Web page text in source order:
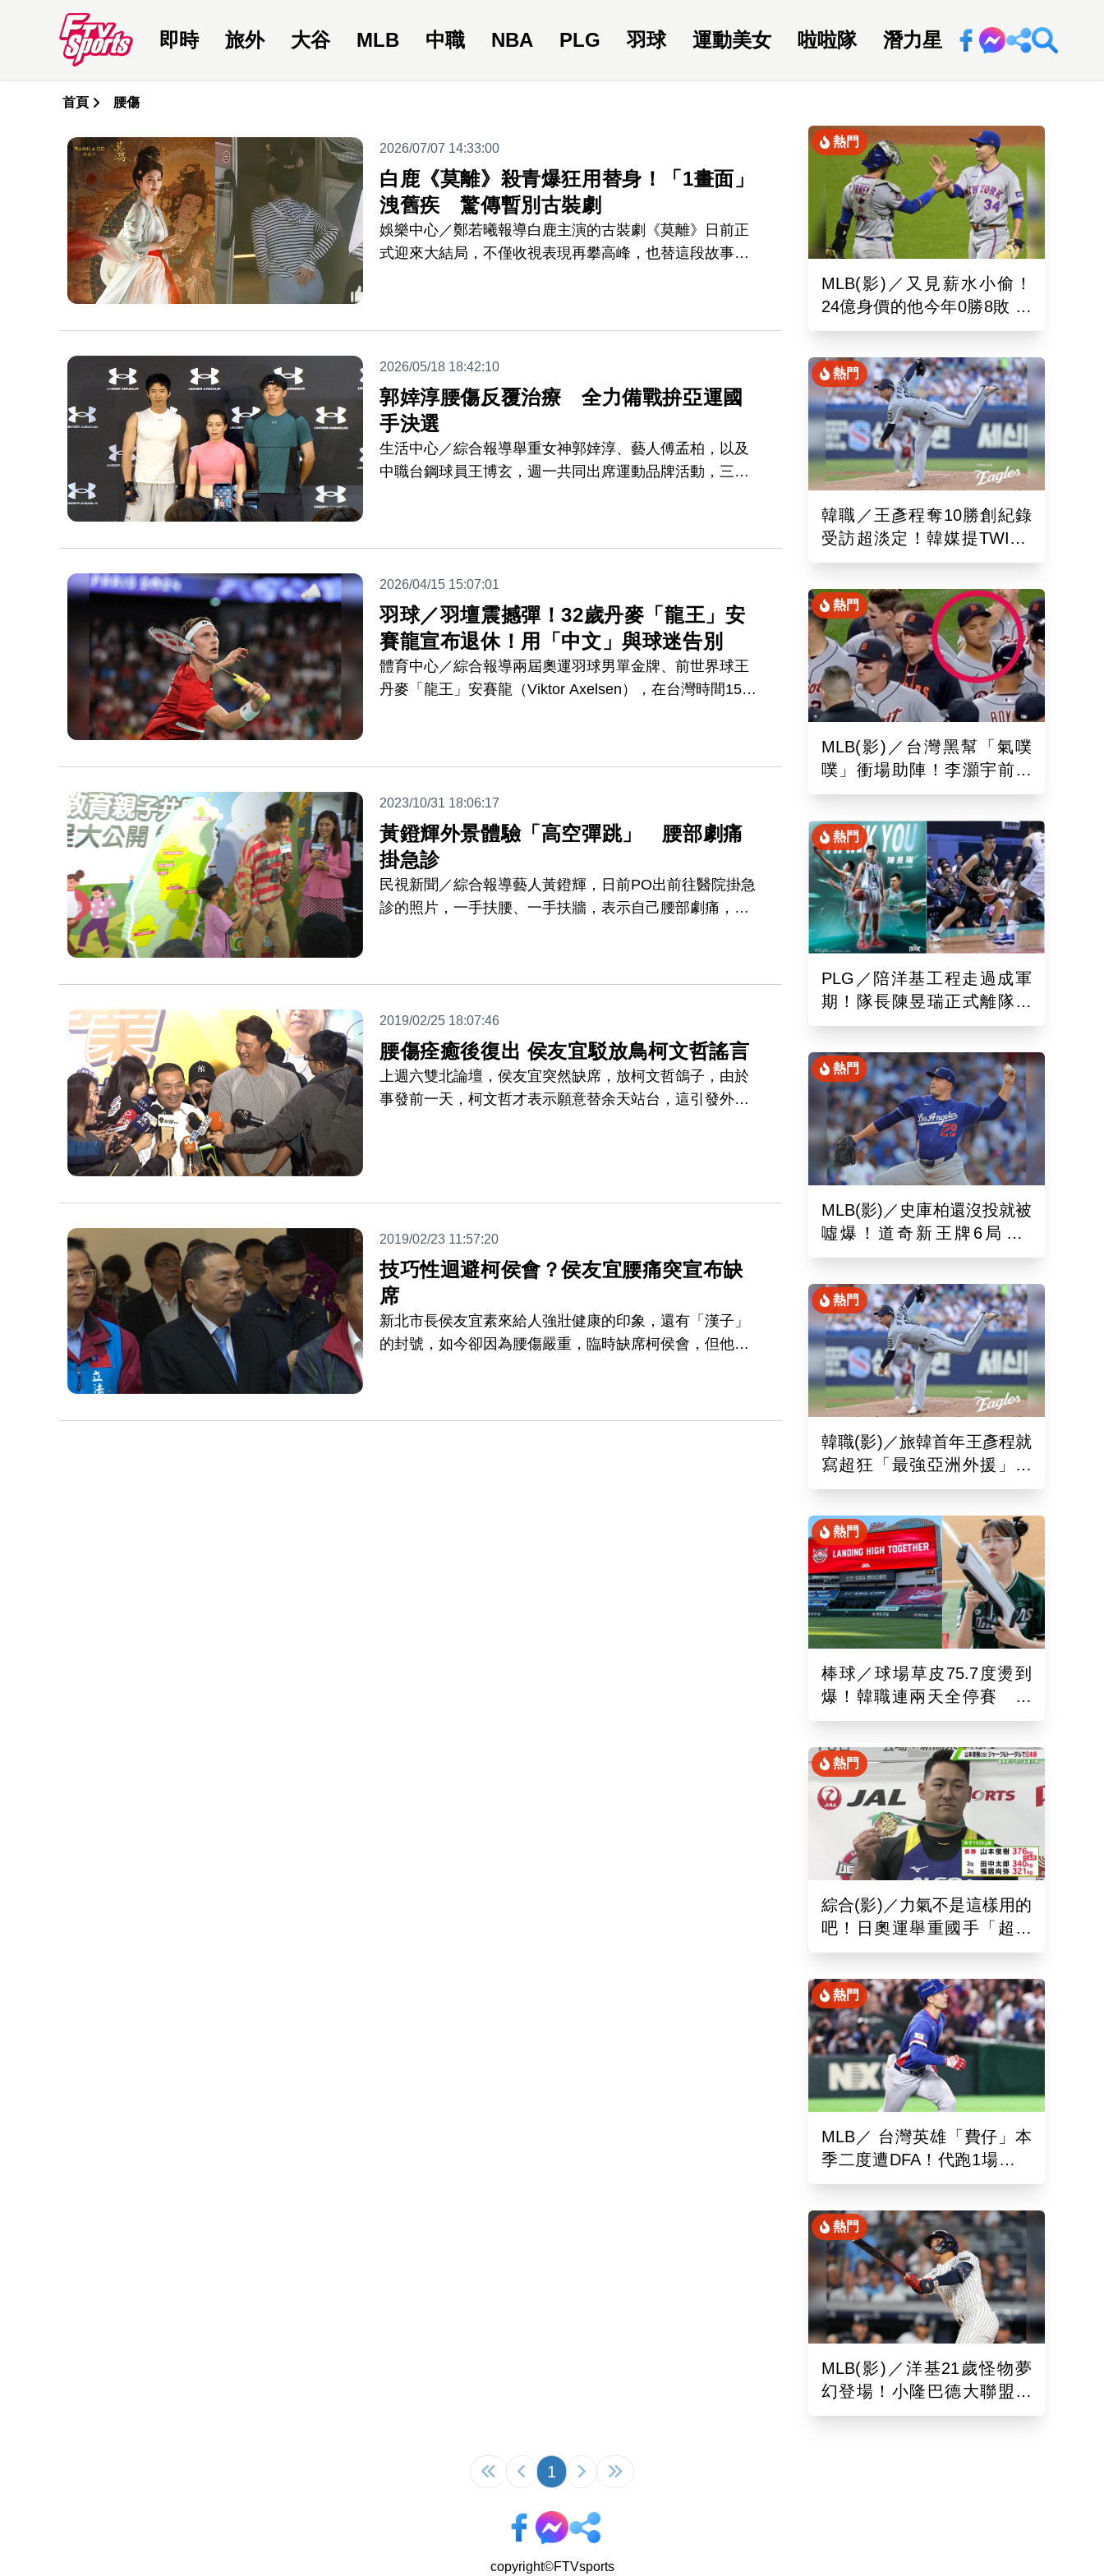
即時 旅外 大谷 MLB 中職 NBA PLG 羽球 運動美女 啦啦隊 潛力星 回新聞網
首頁 腰傷
2026/07/07 14:33:00
白鹿《莫離》殺青爆狂用替身！「1畫面」
洩舊疾 驚傳暫別古裝劇
娛樂中心／鄭若曦報導白鹿主演的古裝劇《莫離》日前正
式迎來大結局，不僅收視表現再攀高峰，也替這段故事畫
隨著《莫離》熱度持續延燒，白鹿也陷入替身爭議。有網
友質疑她在劇中多個鏡頭大量使用替身，甚至批評拍攝態
2026/05/18 18:42:10
郭婞淳腰傷反覆治療 全力備戰拚亞運國
手決選
生活中心／綜合報導舉重女神郭婞淳、藝人傅孟柏，以及
中職台鋼球員王博玄，週一共同出席運動品牌活動，三人
2026/04/15 15:07:01
羽球／羽壇震撼彈！32歲丹麥「龍王」安
賽龍宣布退休！用「中文」與球迷告別
體育中心／綜合報導兩屆奧運羽球男單金牌、前世界球王
丹麥「龍王」安賽龍（Viktor Axelsen），在台灣時間15日
2023/10/31 18:06:17
黃鐙輝外景體驗「高空彈跳」 腰部劇痛
掛急診
民視新聞／綜合報導藝人黃鐙輝，日前PO出前往醫院掛急
診的照片，一手扶腰、一手扶牆，表示自己腰部劇痛，一
2019/02/25 18:07:46
腰傷痊癒後復出 侯友宜駁放鳥柯文哲謠言
上週六雙北論壇，侯友宜突然缺席，放柯文哲鴿子，由於
事發前一天，柯文哲才表示願意替余天站台，這引發外界
2019/02/23 11:57:20
技巧性迴避柯侯會？侯友宜腰痛突宣布缺
席
新北市長侯友宜素來給人強壯健康的印象，還有「漢子」
的封號，如今卻因為腰傷嚴重，臨時缺席柯侯會，但他昨
熱門
MLB(影)／又見薪水小偷！
24億身價的他今年0勝8敗 幽
靈指叉只能從牛棚出發
熱門
韓職／王彥程奪10勝創紀錄
受訪超淡定！韓媒提TWICE
娜璉笑開懷網友全笑翻
熱門
MLB(影)／台灣黑幫「氣噗
噗」衝場助陣！李灝宇前輩
遭觸身球「引爆大場面」
熱門
PLG／陪洋基工程走過成軍
期！隊長陳昱瑞正式離隊
球團：感謝全力付出與貢獻
熱門
MLB(影)／史庫柏還沒投就被
噓爆！道奇新王牌6局失2
分 交易後首秀吞第六敗
熱門
韓職(影)／旅韓首年王彥程就
寫超狂「最強亞洲外援」紀
錄！6局飆7K奪單季第10勝
熱門
棒球／球場草皮75.7度燙到
爆！韓職連兩天全停賽 工
作人員、球迷頻傳熱傷害
熱門
綜合(影)／力氣不是這樣用的
吧！日奧運舉重國手「超商
偷雞蛋」被活逮把店員推到
熱門
MLB／ 台灣英雄「費仔」本
季二度遭DFA！代跑1場沒有
打擊機會...
熱門
MLB(影)／洋基21歲怪物夢
幻登場！小隆巴德大聯盟首
秀開轟 弟弟職業首戰也炸
1
copyright©FTVsports